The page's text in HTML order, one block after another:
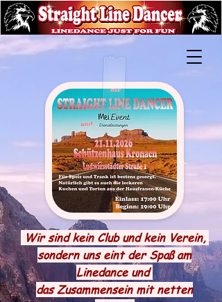
Wir sind kein Club und kein Verein,
sondern uns eint der Spaß am
Linedance und
das Zusammensein mit netten